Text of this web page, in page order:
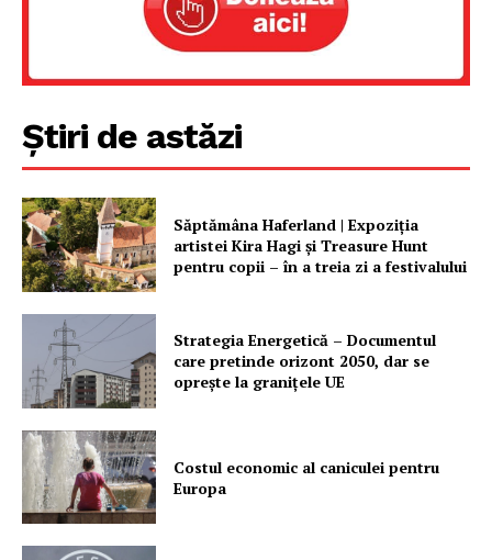
Știri de astăzi
Săptămâna Haferland | Expoziţia
artistei Kira Hagi şi Treasure Hunt
pentru copii – în a treia zi a festivalului
Strategia Energetică – Documentul
care pretinde orizont 2050, dar se
oprește la granițele UE
Costul economic al caniculei pentru
Europa